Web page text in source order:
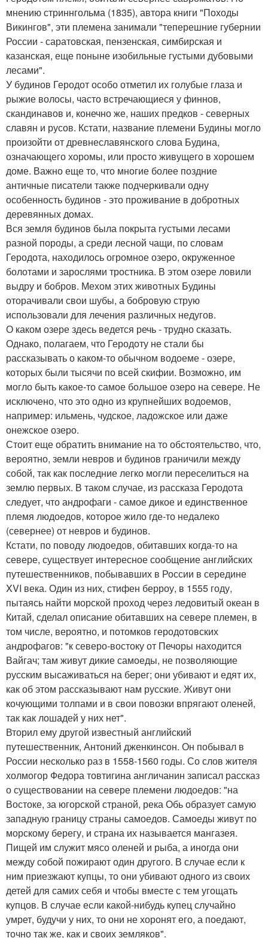
мнению стриннгольма (1835), автора книги "Походы
Викингов", эти племена занимали "теперешние губернии
России - саратовская, пензенская, симбирская и
казанская, еще поныне изобильные густыми дубовыми
лесами".
У будинов Геродот особо отметил их голубые глаза и
рыжие волосы, часто встречающиеся у финнов,
скандинавов и, конечно же, наших предков - северных
славян и русов. Кстати, название племени Будины могло
произойти от древнеславянского слова Будина,
означающего хоромы, или просто живущего в хорошем
доме. Важно еще то, что многие более поздние
античные писатели также подчеркивали одну
особенность будинов - это проживание в добротных
деревянных домах.
Вся земля будинов была покрыта густыми лесами
разной породы, а среди лесной чащи, по словам
Геродота, находилось огромное озеро, окруженное
болотами и зарослями тростника. В этом озере ловили
выдру и бобров. Мехом этих животных Будины
оторачивали свои шубы, а бобровую струю
использовали для лечения различных недугов.
О каком озере здесь ведется речь - трудно сказать.
Однако, полагаем, что Геродоту не стали бы
рассказывать о каком-то обычном водоеме - озере,
которых были тысячи по всей скифии. Возможно, им
могло быть какое-то самое большое озеро на севере. Не
исключено, что это одно из крупнейших водоемов,
например: ильмень, чудское, ладожское или даже
онежское озеро.
Стоит еще обратить внимание на то обстоятельство, что,
вероятно, земли невров и будинов граничили между
собой, так как последние легко могли переселиться на
землю первых. В таком случае, из рассказа Геродота
следует, что андрофаги - самое дикое и единственное
племя людоедов, которое жило где-то недалеко
(севернее) от невров и будинов.
Кстати, по поводу людоедов, обитавших когда-то на
севере, существует интересное сообщение английских
путешественников, побывавших в России в середине
XVI века. Один из них, стифен берроу, в 1555 году,
пытаясь найти морской проход через ледовитый океан в
Китай, сделал описание обитавших на севере племен, в
том числе, вероятно, и потомков геродотовских
андрофагов: "к северо-востоку от Печоры находится
Вайгач; там живут дикие самоеды, не позволяющие
русским высаживаться на берег; они убивают и едят их,
как об этом рассказывают нам русские. Живут они
кочующими толпами и в свои повозки впрягают оленей,
так как лошадей у них нет".
Вторил ему другой известный английский
путешественник, Антоний дженкинсон. Он побывал в
России несколько раз в 1558-1560 годы. Со слов жителя
холмогор Федора товтигина англичанин записал рассказ
о существовании на севере племени людоедов: "на
Востоке, за югорской страной, река Обь образует самую
западную границу страны самоедов. Самоеды живут по
морскому берегу, и страна их называется мангазея.
Пищей им служит мясо оленей и рыба, а иногда они
между собой пожирают один другого. В случае если к
ним приезжают купцы, то они убивают одного из своих
детей для самих себя и чтобы вместе с тем угощать
купцов. В случае если какой-нибудь купец случайно
умрет, будучи у них, то они не хоронят его, а поедают,
точно так же, как и своих земляков".